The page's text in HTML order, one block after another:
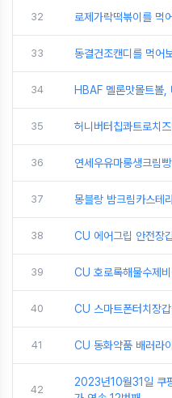
32 로제가락떡볶이를 먹
33 동결건조캔디를 먹어
34 HBAF 멜론맛몰트볼,
35 허니버터칩콰트로치
36 연세우유마롱생크림
37 몽블랑 밤크림카스테
38 CU 에어그립 안전장
39 CU 호로록해물수제
40 CU 스마트폰터치장
41 CU 동화약품 배러라
42
2023년10월31일 쿠